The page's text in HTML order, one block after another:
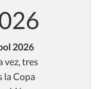
2026
vez, tres
la Copa